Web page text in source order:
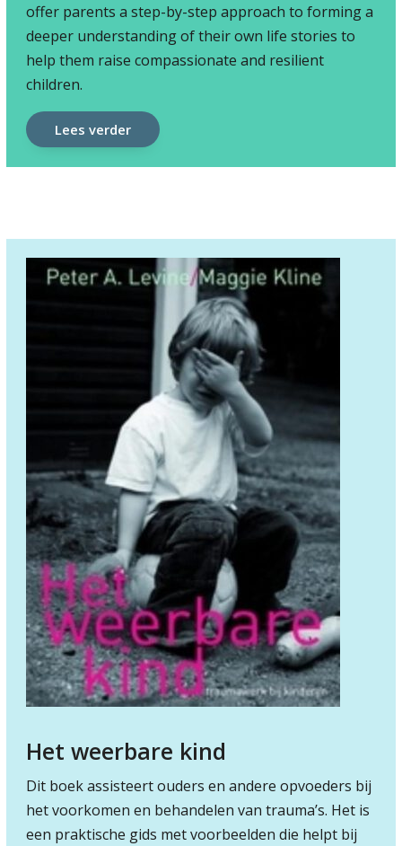
offer parents a step-by-step approach to forming a
deeper understanding of their own life stories to
help them raise compassionate and resilient
children.
Lees verder
Het weerbare kind
Dit boek assisteert ouders en andere opvoeders bij
het voorkomen en behandelen van trauma’s. Het is
een praktische gids met voorbeelden die helpt bij